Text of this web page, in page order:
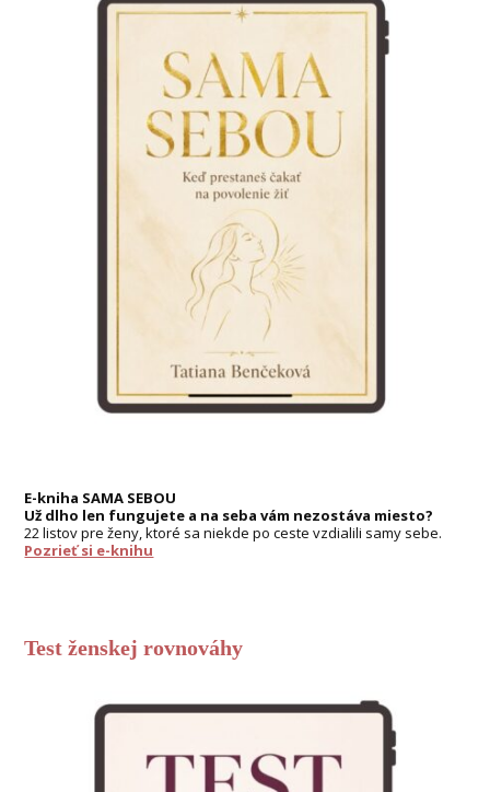
E-kniha SAMA SEBOU
Už dlho len fungujete a na seba vám nezostáva miesto?
22 listov pre ženy, ktoré sa niekde po ceste vzdialili samy sebe.
Pozrieť si e-knihu
Test ženskej rovnováhy